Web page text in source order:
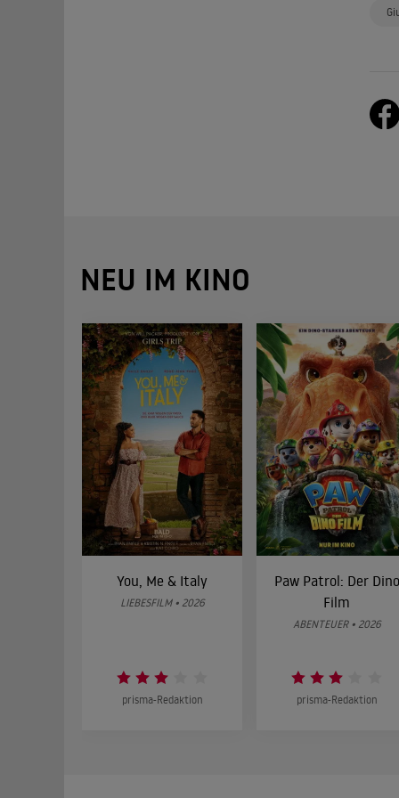
NEU IM KINO
You, Me & Italy
LIEBESFILM • 2026
prisma-Redaktion
Paw Patrol: Der Dino
Film
ABENTEUER • 2026
prisma-Redaktion